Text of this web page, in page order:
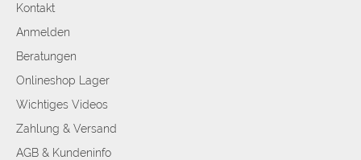
Kontakt
Anmelden
Beratungen
Onlineshop Lager
Wichtiges Videos
Zahlung & Versand
AGB & Kundeninfo